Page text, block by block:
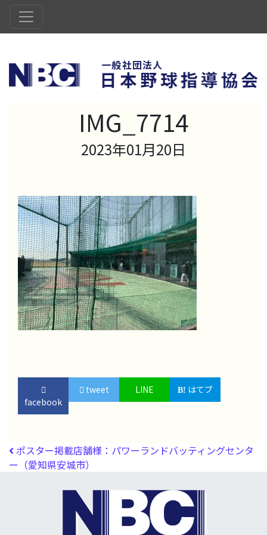
IMG_7714
2023年01月20日
facebook
tweet LINE はてブ
投稿ナビゲーション
ポスター掲載店舗様：パワーランドバッティングセンタ
ー（愛知県安城市）